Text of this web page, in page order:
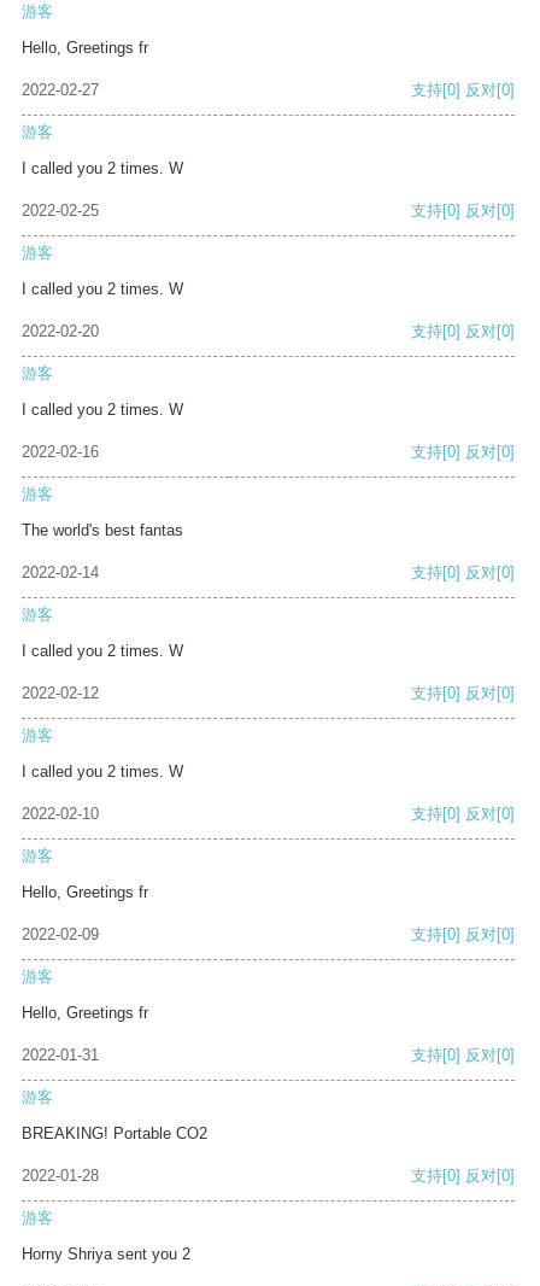
游客
Hello, Greetings fr
2022-02-27 支持[0] 反对[0]
游客
I called you 2 times. W
2022-02-25 支持[0] 反对[0]
游客
I called you 2 times. W
2022-02-20 支持[0] 反对[0]
游客
I called you 2 times. W
2022-02-16 支持[0] 反对[0]
游客
The world's best fantas
2022-02-14 支持[0] 反对[0]
游客
I called you 2 times. W
2022-02-12 支持[0] 反对[0]
游客
I called you 2 times. W
2022-02-10 支持[0] 反对[0]
游客
Hello, Greetings fr
2022-02-09 支持[0] 反对[0]
游客
Hello, Greetings fr
2022-01-31 支持[0] 反对[0]
游客
BREAKING! Portable CO2
2022-01-28 支持[0] 反对[0]
游客
Horny Shriya sent you 2